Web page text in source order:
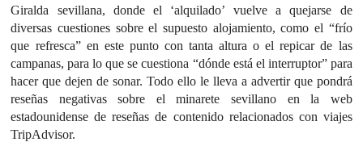
Giralda sevillana, donde el ‘alquilado’ vuelve a quejarse de
diversas cuestiones sobre el supuesto alojamiento, como el “frío
que refresca” en este punto con tanta altura o el repicar de las
campanas, para lo que se cuestiona “dónde está el interruptor” para
hacer que dejen de sonar. Todo ello le lleva a advertir que pondrá
reseñas negativas sobre el minarete sevillano en la web
estadounidense de reseñas de contenido relacionados con viajes
TripAdvisor.